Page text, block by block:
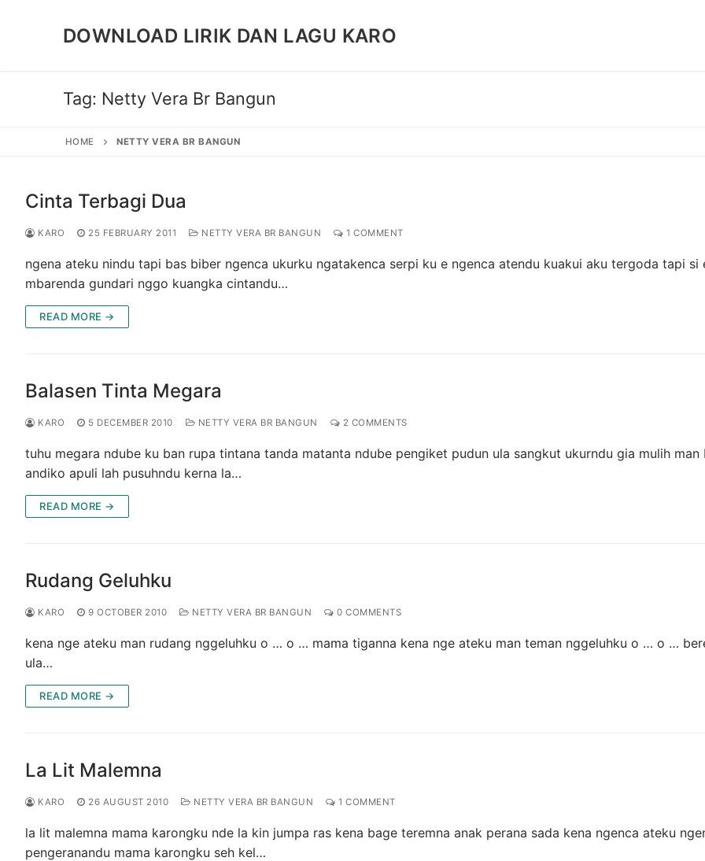
DOWNLOAD LIRIK DAN LAGU KARO
Tag: Netty Vera Br Bangun
HOME NETTY VERA BR BANGUN
Cinta Terbagi Dua
KARO 25 FEBRUARY 2011 NETTY VERA BR BANGUN 1 COMMENT
ngena ateku nindu tapi bas biber ngenca ukurku ngatakenca serpi ku e ngenca atendu kuakui aku tergoda tapi si
mbarenda gundari nggo kuangka cintandu…
READ MORE →
Balasen Tinta Megara
KARO 5 DECEMBER 2010 NETTY VERA BR BANGUN 2 COMMENTS
tuhu megara ndube ku ban rupa tintana tanda matanta ndube pengiket pudun ula sangkut ukurndu gia mulih man
andiko apuli lah pusuhndu kerna la…
READ MORE →
Rudang Geluhku
KARO 9 OCTOBER 2010 NETTY VERA BR BANGUN 0 COMMENTS
kena nge ateku man rudang nggeluhku o … o … mama tiganna kena nge ateku man teman nggeluhku o … o …
ula…
READ MORE →
La Lit Malemna
KARO 26 AUGUST 2010 NETTY VERA BR BANGUN 1 COMMENT
la lit malemna mama karongku nde la kin jumpa ras kena bage teremna anak perana sada kena ngenca ateku
pengeranandu mama karongku seh kel…